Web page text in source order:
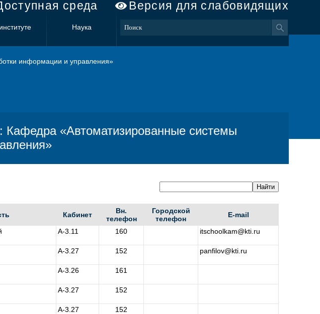
среда Версия для слабовидящих
Наука
информации и управления»
«Автоматизированные системы
Кабинет
Вн.
телефон
Городской
телефон
E-mail
А-3.11 160 itschoolkam@kti.ru
А-3.27 152 panfilov@kti.ru
А-3.26 161
А-3.27 152
А-3.27 152